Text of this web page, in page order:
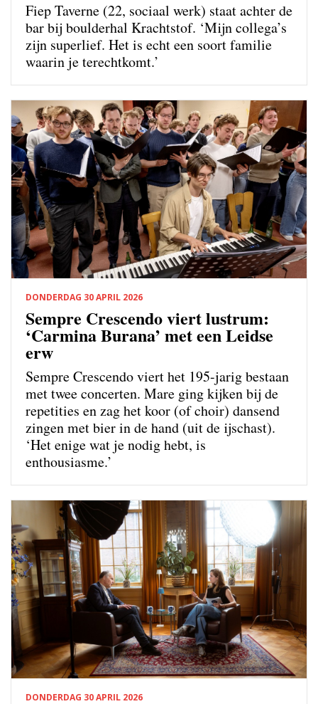
Fiep Taverne (22, sociaal werk) staat achter de
bar bij boulderhal Krachtstof. ‘Mijn collega’s
zijn superlief. Het is echt een soort familie
waarin je terechtkomt.’
DONDERDAG 30 APRIL 2026
Sempre Crescendo viert lustrum:
‘Carmina Burana’ met een Leidse
erw
Sempre Crescendo viert het 195-jarig bestaan
met twee concerten. Mare ging kijken bij de
repetities en zag het koor (of choir) dansend
zingen met bier in de hand (uit de ijschast).
‘Het enige wat je nodig hebt, is
enthousiasme.’
DONDERDAG 30 APRIL 2026